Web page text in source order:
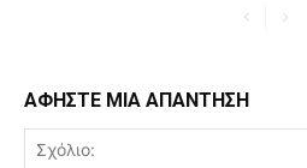
ΑΦΗΣΤΕ ΜΙΑ ΑΠΑΝΤΗΣΗ